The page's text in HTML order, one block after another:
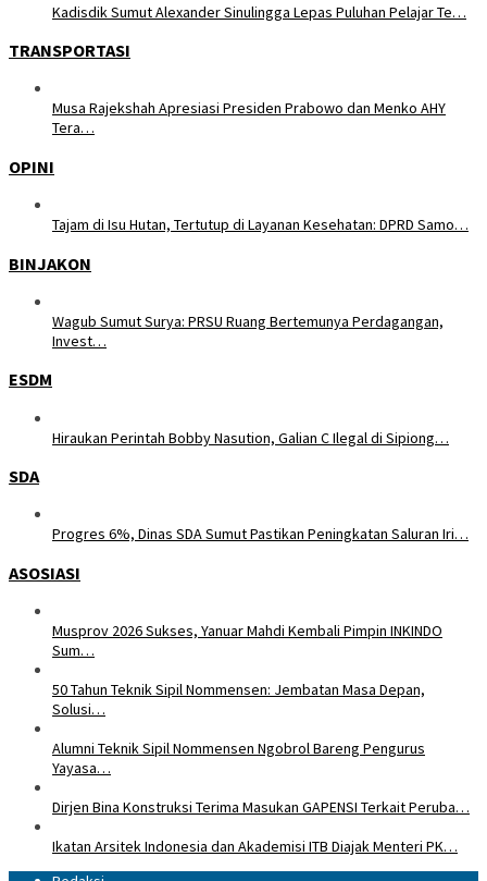
Kadisdik Sumut Alexander Sinulingga Lepas Puluhan Pelajar Te…
TRANSPORTASI
Musa Rajekshah Apresiasi Presiden Prabowo dan Menko AHY
Tera…
OPINI
Tajam di Isu Hutan, Tertutup di Layanan Kesehatan: DPRD Samo…
BINJAKON
Wagub Sumut Surya: PRSU Ruang Bertemunya Perdagangan,
Invest…
ESDM
Hiraukan Perintah Bobby Nasution, Galian C Ilegal di Sipiong…
SDA
Progres 6%, Dinas SDA Sumut Pastikan Peningkatan Saluran Iri…
ASOSIASI
Musprov 2026 Sukses, Yanuar Mahdi Kembali Pimpin INKINDO
Sum…
50 Tahun Teknik Sipil Nommensen: Jembatan Masa Depan,
Solusi…
Alumni Teknik Sipil Nommensen Ngobrol Bareng Pengurus
Yayasa…
Dirjen Bina Konstruksi Terima Masukan GAPENSI Terkait Peruba…
Ikatan Arsitek Indonesia dan Akademisi ITB Diajak Menteri PK…